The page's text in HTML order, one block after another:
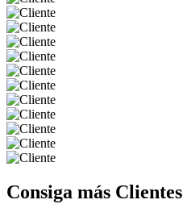
Consiga más Clientes